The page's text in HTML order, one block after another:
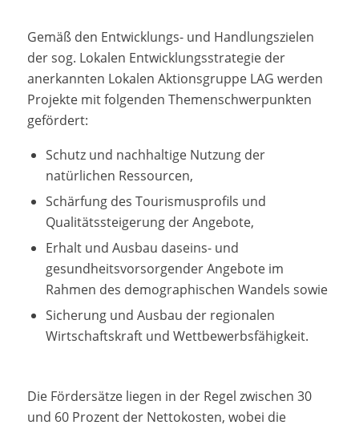
Gemäß den Entwicklungs- und Handlungszielen
der sog. Lokalen Entwicklungsstrategie der
anerkannten Lokalen Aktionsgruppe LAG werden
Projekte mit folgenden Themenschwerpunkten
gefördert:
Schutz und nachhaltige Nutzung der
natürlichen Ressourcen,
Schärfung des Tourismusprofils und
Qualitätssteigerung der Angebote,
Erhalt und Ausbau daseins- und
gesundheitsvorsorgender Angebote im
Rahmen des demographischen Wandels sowie
Sicherung und Ausbau der regionalen
Wirtschaftskraft und Wettbewerbsfähigkeit.
Die Fördersätze liegen in der Regel zwischen 30
und 60 Prozent der Nettokosten, wobei die